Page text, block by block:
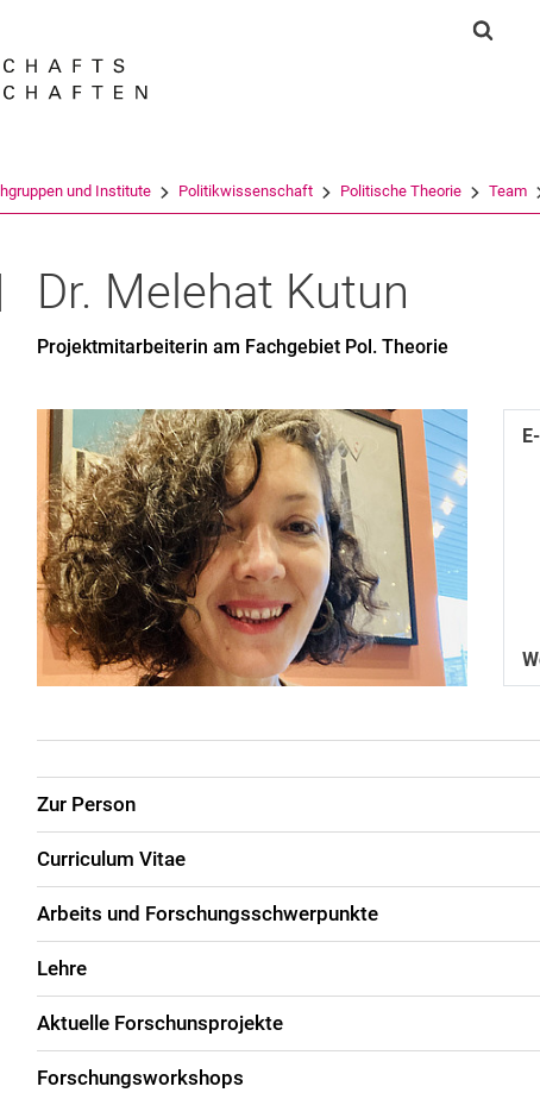
Springe direkt zu: Inhalt
Springe direkt zu: Suche
Springe direkt zu:
und Institute Politikwissenschaft Politische Theorie Team
Dr. Melehat Kutun
Projektmitarbeiterin am Fachgebiet Pol. Theorie
Zur Person
Curriculum Vitae
Arbeits und Forschungsschwerpunkte
Lehre
Aktuelle Forschunsprojekte
Forschungsworkshops